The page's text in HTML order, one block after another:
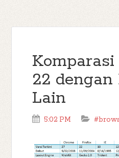
22
Lain
5:02 PM